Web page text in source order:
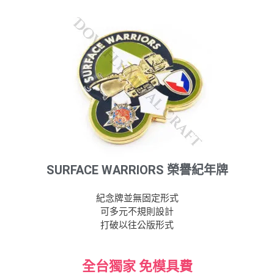
SURFACE WARRIORS 榮譽紀年牌
紀念牌並無固定形式
可多元不規則設計
打破以往公版形式
全台獨家 免模具費